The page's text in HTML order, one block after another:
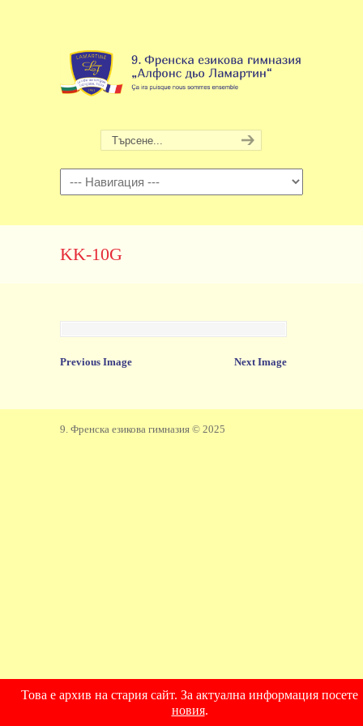
Навигация
KK-10G
Previous Image Next Image
9. Френска езикова гимназия © 2025
Това е архив на стария сайт. За актуална информация посете
новия.